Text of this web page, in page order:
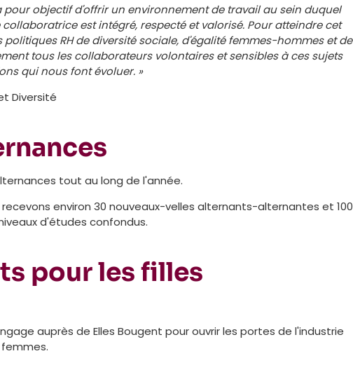
pour objectif d'offrir un environnement de travail au sein duquel
est intégré, respecté et valorisé. Pour atteindre cet
RH de diversité sociale, d'égalité femmes-hommes et de
tous les collaborateurs volontaires et sensibles à ces sujets
qui nous font évoluer. »
Diversité
tout au long de l'année.
environ 30 nouveaux-velles alternants-alternantes et 100
d'études confondus.
pour les filles
auprès de Elles Bougent pour ouvrir les portes de l'industrie